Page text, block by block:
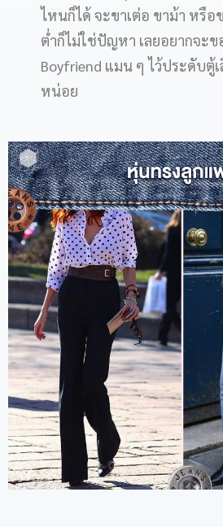
ไหนก็ได้ จะขาเต่อ ขาม้า หรือ
ต่ำก็ไม่ใช่ปัญหา เลยอยากจะ
Boyfriend แมน ๆ ไว้ประดับตู้
หน่อย